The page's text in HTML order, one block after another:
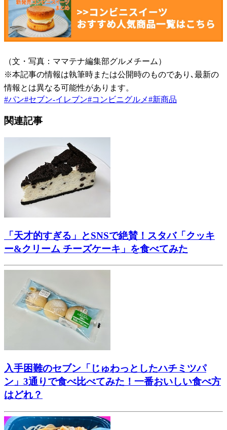
（文・写真：ママテナ編集部グルメチーム）
※本記事の情報は執筆時または公開時のものであり､最新の
情報とは異なる可能性があります。
#パン#セブン-イレブン#コンビニグルメ#新商品
関連記事
「天才的すぎる」とSNSで絶賛！スタバ「クッキ
ー&クリーム チーズケーキ」を食べてみた
入手困難のセブン「じゅわっとしたハチミツパ
ン」3通りで食べ比べてみた！一番おいしい食べ方
はどれ？